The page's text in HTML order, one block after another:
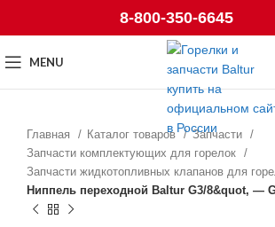
8-800-350-6645
MENU
Главная Каталог товаров
Запчасти
Запчасти комплектующих для горелок
Запчасти жидкотопливных клапанов для
Ниппель переходной Baltur G3/8&quot, —